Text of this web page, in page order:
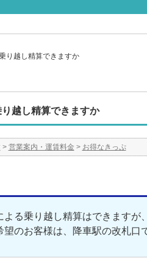
り越し精算できますか
り越し精算できますか
> 営業案内・運賃料金 > お得なきっぷ
よる乗り越し精算はできますが
のお客様は、降車駅の改札口